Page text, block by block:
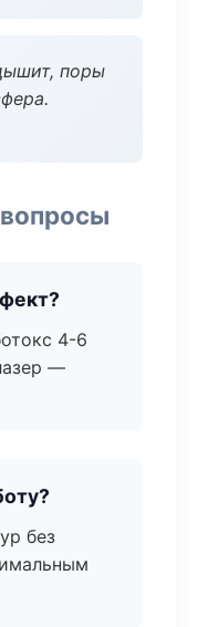
поры
4-6
—
без